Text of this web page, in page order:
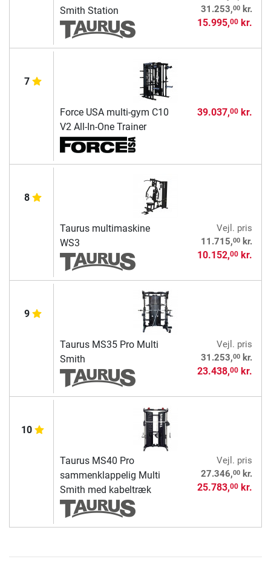
Smith Station
31.253,00kr.
15.995,00kr.
7
Force USA multi-gym C10
V2 All-In-One Trainer
39.037,00kr.
8
Taurus multimaskine
WS3
Vejl. pris
11.715,00kr.
10.152,00kr.
9
Taurus MS35 Pro Multi
Smith
Vejl. pris
31.253,00kr.
23.438,00kr.
10
Taurus MS40 Pro
sammenklappelig Multi
Smith med kabeltræk
Vejl. pris
27.346,00kr.
25.783,00kr.